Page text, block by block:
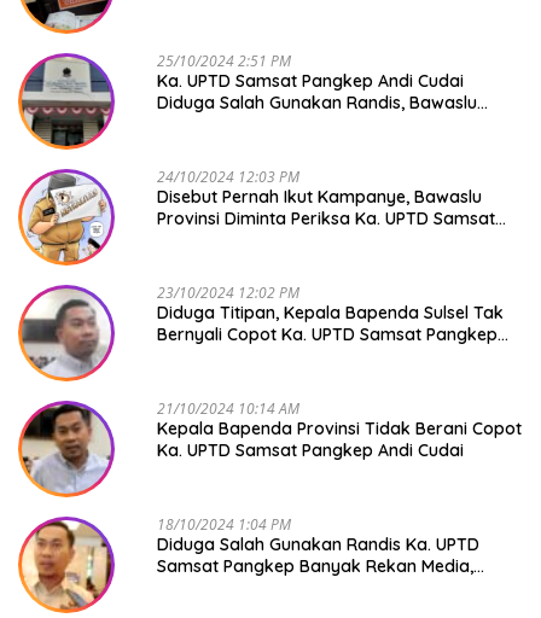
25/10/2024 2:51 PM
Ka. UPTD Samsat Pangkep Andi Cudai
Diduga Salah Gunakan Randis, Bawaslu
24/10/2024 12:03 PM
Disebut Pernah Ikut Kampanye, Bawaslu
Provinsi Diminta Periksa Ka. UPTD Samsat
23/10/2024 12:02 PM
Diduga Titipan, Kepala Bapenda Sulsel Tak
Bernyali Copot Ka. UPTD Samsat Pangkep
21/10/2024 10:14 AM
Kepala Bapenda Provinsi Tidak Berani Copot
Ka. UPTD Samsat Pangkep Andi Cudai
18/10/2024 1:04 PM
Diduga Salah Gunakan Randis Ka. UPTD
Samsat Pangkep Banyak Rekan Media,